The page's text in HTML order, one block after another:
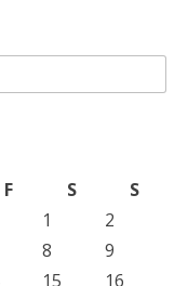
F S
S
1
2
8
9
15
16